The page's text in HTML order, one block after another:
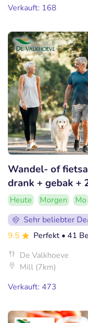
Verkauft: 168
Wandel- of
drank + gebak +
Heute Morgen Mo
Sehr beliebter
9.5
Perfekt • 41
De Valkhoeve
Mill (7km)
Verkauft: 473